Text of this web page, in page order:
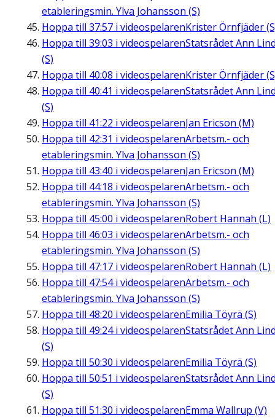
etableringsmin. Ylva Johansson (S)
Hoppa till 37:57 i videospelarenKrister Örnfjäder
Hoppa till 39:03 i videospelarenStatsrådet Ann
(S)
Hoppa till 40:08 i videospelarenKrister Örnfjäder
Hoppa till 40:41 i videospelarenStatsrådet Ann
(S)
Hoppa till 41:22 i videospelarenJan Ericson (M)
Hoppa till 42:31 i videospelarenArbetsm.- och
etableringsmin. Ylva Johansson (S)
Hoppa till 43:40 i videospelarenJan Ericson (M)
Hoppa till 44:18 i videospelarenArbetsm.- och
etableringsmin. Ylva Johansson (S)
Hoppa till 45:00 i videospelarenRobert Hannah (L)
Hoppa till 46:03 i videospelarenArbetsm.- och
etableringsmin. Ylva Johansson (S)
Hoppa till 47:17 i videospelarenRobert Hannah (L)
Hoppa till 47:54i videospelarenArbetsm.- och
etableringsmin. Ylva Johansson (S)
Hoppa till 48:20 i videospelarenEmilia Töyrä (S)
Hoppa till 49:24i videospelarenStatsrådet Ann
(S)
Hoppa till 50:30 i videospelarenEmilia Töyrä (S)
Hoppa till 50:51 i videospelarenStatsrådet Ann
(S)
Hoppa till 51:30 i videospelarenEmma Wallrup (V)